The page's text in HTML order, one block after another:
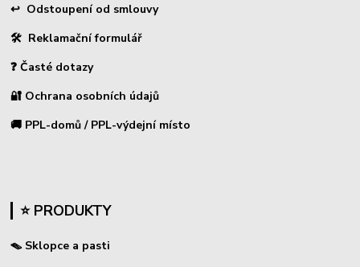
↩ Odstoupení od smlouvy
🛠 Reklamační formulář
❓ Časté dotazy
🔐 Ochrana osobních údajů
🚚 PPL-domů / PPL-výdejní místo
⭐ PRODUKTY
🪤 Sklopce a pasti